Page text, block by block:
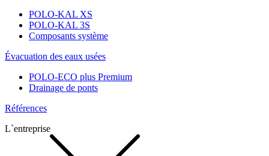
POLO-KAL XS
POLO-KAL 3S
Composants système
Évacuation des eaux usées
POLO-ECO plus Premium
Drainage de ponts
Références
L`entreprise